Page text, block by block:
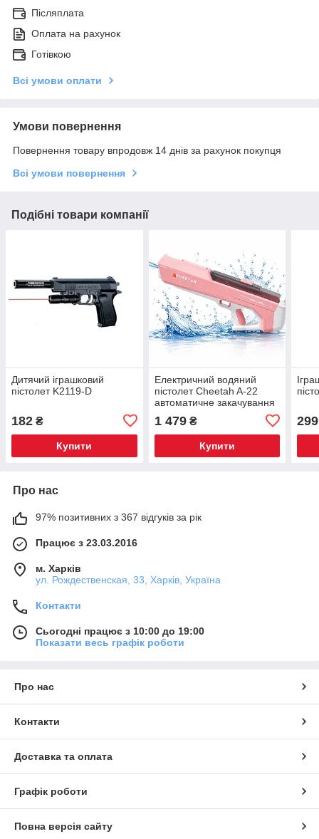
Післяплата
Оплата на рахунок
Готівкою
Всі умови оплати
Умови повернення
Повернення товару впродовж 14 днів за рахунок покупця
Всі умови повернення
Подібні товари компанії
Дитячий іграшковий
пістолет K2119-D
182 ₴
Купити
Електричний водяний
пістолет Cheetah A-22
автоматичне закачування
1 479₴
Купити
299
Про нас
97% позитивних з 367 відгуків за рік
Працює з 23.03.2016
м. Харків
ул. Рождественская, 33, Харків, Україна
Контакти
Сьогодні працює з 10:00 до 19:00
Показати весь графік роботи
Про нас
Контакти
Доставка та оплата
Графік роботи
Повна версія сайту